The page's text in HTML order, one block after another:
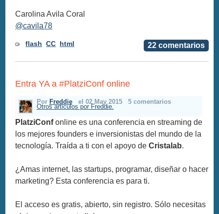
Carolina Avila Coral
@cavila78
22 comentarios
flash CC html
Entra YA a #PlatziConf online
Por Freddie el 02 May 2015 5 comentarios
Otros articulos por Freddie.
PlatziConfonline es una conferencia en streaming de
los mejores founders e inversionistas del mundo de la
tecnología. Traída a ti con el apoyo deCristalab.
¿Amas internet, las startups, programar, diseñar o hacer
marketing? Esta conferencia es para ti.
El acceso es gratis, abierto, sin registro. Sólo necesitas